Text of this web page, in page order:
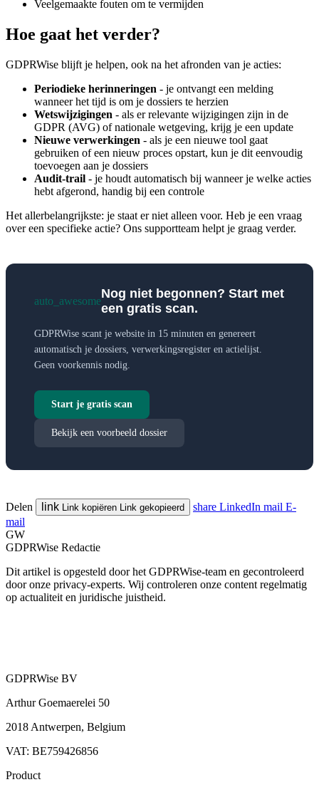
Veelgemaakte fouten om te vermijden
Hoe gaat het verder?
GDPRWise blijft je helpen, ook na het afronden van je acties:
Periodieke herinneringen - je ontvangt een melding
wanneer het tijd is om je dossiers te herzien
Wetswijzigingen - als er relevante wijzigingen zijn in de
GDPR (AVG) of nationale wetgeving, krijg je een update
Nieuwe verwerkingen - als je een nieuwe tool gaat
gebruiken of een nieuw proces opstart, kun je dit eenvoudig
toevoegen aan je dossiers
Audit-trail - je houdt automatisch bij wanneer je welke acties
hebt afgerond, handig bij een controle
Het allerbelangrijkste: je staat er niet alleen voor. Heb je een vraag
over een specifieke actie? Ons supportteam helpt je graag verder.
auto_awesome
Nog niet begonnen? Start met
een gratis scan.
GDPRWise scant je website in 15 minuten en genereert
automatisch je dossiers, verwerkingsregister en actielijst.
Geen voorkennis nodig.
Start je gratis scan
Bekijk een voorbeeld dossier
Delen link Link kopiëren Link gekopieerd share LinkedIn mail E-
mail
GW
GDPRWise Redactie
Dit artikel is opgesteld door het GDPRWise-team en gecontroleerd
door onze privacy-experts. Wij controleren onze content regelmatig
op actualiteit en juridische juistheid.
GDPRWise BV
Arthur Goemaerelei 50
2018 Antwerpen, Belgium
VAT: BE759426856
Product